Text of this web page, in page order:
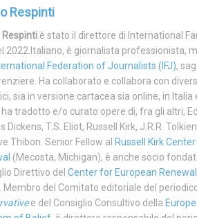
Respinti
Respinti è stato il direttore di International
2022.Italiano, è giornalista professionista,
Federation of Journalists (IFJ),
Ha collaborato e collabora con
sia in versione cartacea sia online, in Italia
ha tradotto e/o curato opere di, fra gli altri,
Dickens, T.S. Eliot, Russell Kirk, J.R.R.
Thibon. Senior Fellow al Russell Kirk
(Mecosta, Michigan), è anche socio
Direttivo del Center for European Renewal
Membro del Comitato editoriale del
e del Consiglio Consultivo della